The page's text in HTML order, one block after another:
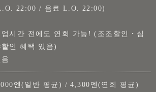
22:00 / 음료 L.O. 22:00)
업시간 전에도 연회 가능! (조조할인・심
할인 혜택 있음)
엔(일반 평균) / 4,300엔(연회 평균)